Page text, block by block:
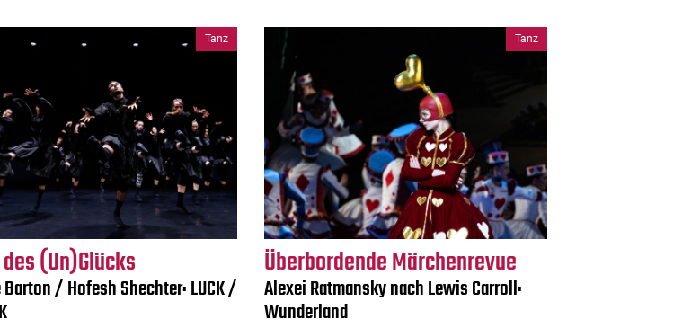
Tanz
(Un)Glücks
Barton / Hofesh Shechter: LUCK /
Tanz
Überbordende Märchenrevue
Alexei Ratmansky nach Lewis Carroll:
Wunderland